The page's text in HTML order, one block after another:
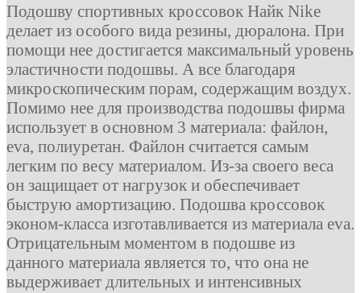
Подошву спортивных кроссовок Найк Nike
делает из особого вида резины, дюралона. При
помощи нее достигается максимальный уровень
эластичности подошвы. А все благодаря
микроскопическим порам, содержащим воздух.
Помимо нее для производства подошвы фирма
использует в основном 3 материала: файлон,
eva, полиуретан. Файлон считается самым
легким по весу материалом. Из-за своего веса
он защищает от нагрузок и обеспечивает
быструю амортизацию. Подошва кроссовок
эконом-класса изготавливается из материала eva.
Отрицательным моментом в подошве из
данного материала является то, что она не
выдерживает длительных и интенсивных